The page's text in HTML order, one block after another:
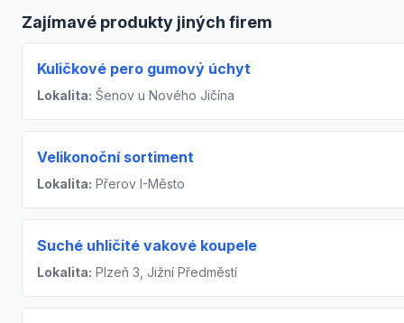
Zajímavé produkty jiných firem
Kuličkové pero gumový úchyt
Lokalita: Šenov u Nového Jičína
Velikonoční sortiment
Lokalita: Přerov I-Město
Suché uhličité vakové koupele
Lokalita: Plzeň 3, Jižní Předměstí